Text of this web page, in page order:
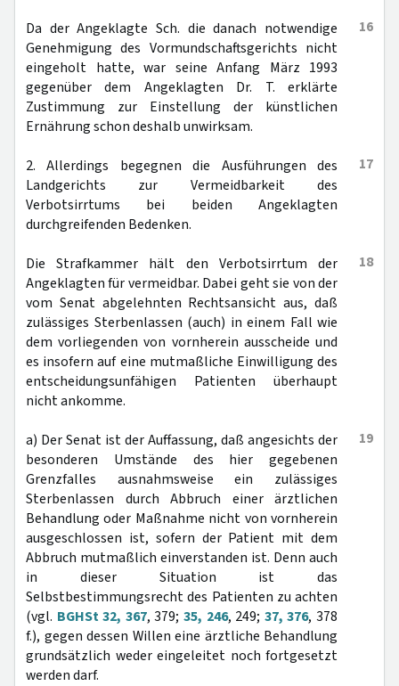
16
Da der Angeklagte Sch. die danach notwendige
Genehmigung des Vormundschaftsgerichts nicht
eingeholt hatte, war seine Anfang März 1993
gegenüber dem Angeklagten Dr. T. erklärte
Zustimmung zur Einstellung der künstlichen
Ernährung schon deshalb unwirksam.
17
2. Allerdings begegnen die Ausführungen des
Landgerichts zur Vermeidbarkeit des
Verbotsirrtums bei beiden Angeklagten
durchgreifenden Bedenken.
18
Die Strafkammer hält den Verbotsirrtum der
Angeklagten für vermeidbar. Dabei geht sie von der
vom Senat abgelehnten Rechtsansicht aus, daß
zulässiges Sterbenlassen (auch) in einem Fall wie
dem vorliegenden von vornherein ausscheide und
es insofern auf eine mutmaßliche Einwilligung des
entscheidungsunfähigen Patienten überhaupt
nicht ankomme.
19
a) Der Senat ist der Auffassung, daß angesichts der
besonderen Umstände des hier gegebenen
Grenzfalles ausnahmsweise ein zulässiges
Sterbenlassen durch Abbruch einer ärztlichen
Behandlung oder Maßnahme nicht von vornherein
ausgeschlossen ist, sofern der Patient mit dem
Abbruch mutmaßlich einverstanden ist. Denn auch
in dieser Situation ist das
Selbstbestimmungsrecht des Patienten zu achten
(vgl. BGHSt 32, 367, 379;35, 246, 249; 37, 376, 378
f.), gegen dessen Willen eine ärztliche Behandlung
grundsätzlich weder eingeleitet noch fortgesetzt
werden darf.